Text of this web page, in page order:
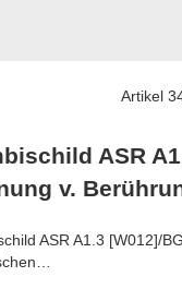
Artikel
ASR
v.
ASR A1.3 [W012]/